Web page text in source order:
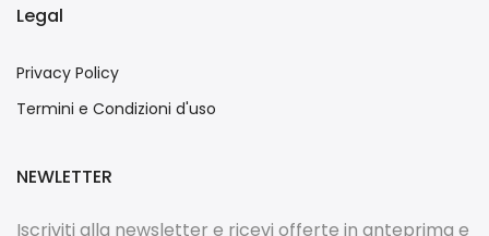
Legal
Privacy Policy
Termini e Condizioni d'uso
NEWLETTER
Iscriviti alla newsletter e ricevi offerte in anteprima e